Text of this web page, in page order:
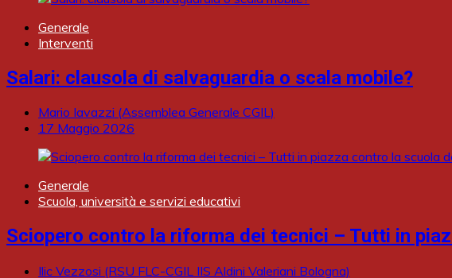
Generale
Interventi
Salari: clausola di salvaguardia o scala mobile?
Mario Iavazzi (Assemblea Generale CGIL)
17 Maggio 2026
Generale
Scuola, università e servizi educativi
Sciopero contro la riforma dei tecnici – Tutti in
Ilic Vezzosi (RSU FLC-CGIL IIS Aldini Valeriani Bologna)